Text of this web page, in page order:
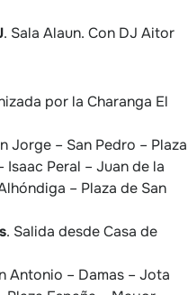
. Sala Alaun. Con DJ Aitor
por la Charanga El
Jorge – San Pedro – Plaza
Peral – Juan de la
– Plaza de San
. Salida desde Casa de
Antonio – Damas – Jota